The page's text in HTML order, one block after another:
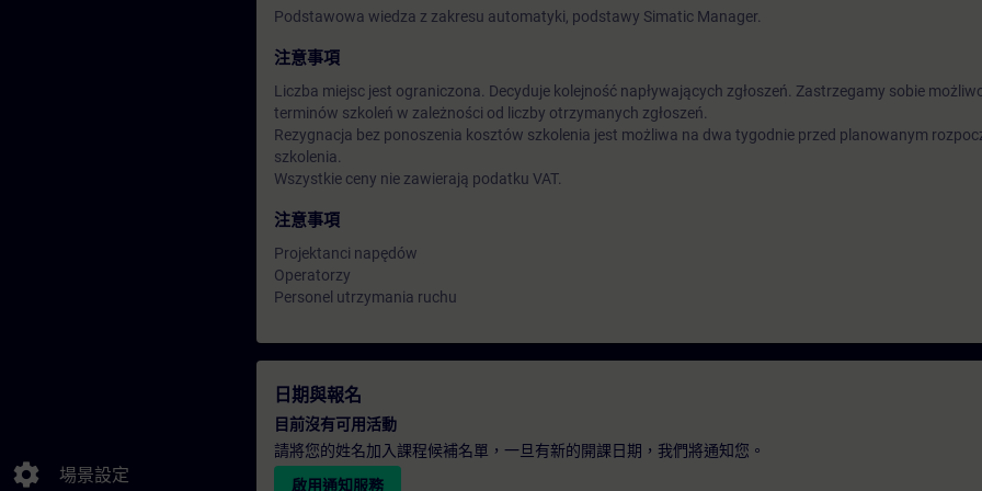
settings 場景設定
Podstawowa wiedza z zakresu automatyki, podstawy Simatic Manager.
注意事項
Liczba miejsc jest ograniczona. Decyduje kolejność napływających zgłoszeń. Zastrzegamy sobie
terminów szkoleń w zależności od liczby otrzymanych zgłoszeń.
Rezygnacja bez ponoszenia kosztów szkolenia jest możliwa na dwa tygodnie przed planowanym
szkolenia.
Wszystkie ceny nie zawierają podatku VAT.
注意事項
Projektanci napędów
Operatorzy
Personel utrzymania ruchu
日期與報名
目前沒有可用活動
請將您的姓名加入課程候補名單，一旦有新的開課日期，我們將通知您。
啟用通知服務